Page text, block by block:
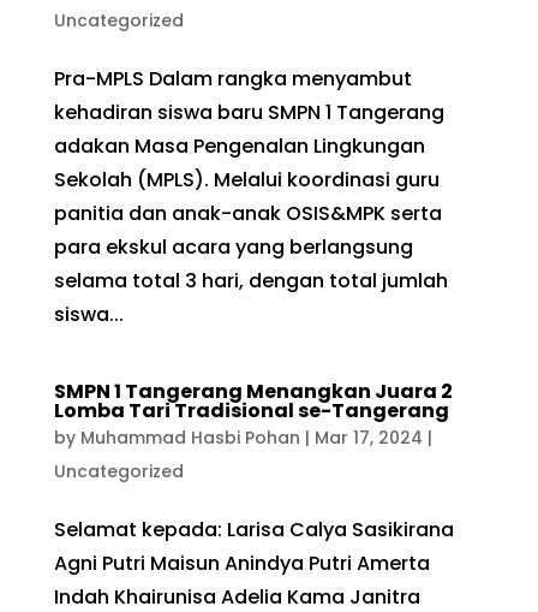
Uncategorized
Pra-MPLS Dalam rangka menyambut
kehadiran siswa baru SMPN 1 Tangerang
adakan Masa Pengenalan Lingkungan
Sekolah (MPLS). Melalui koordinasi guru
panitia dan anak-anak OSIS&MPK serta
para ekskul acara yang berlangsung
selama total 3 hari, dengan total jumlah
siswa...
SMPN 1 Tangerang Menangkan Juara 2
Lomba Tari Tradisional se-Tangerang
by Muhammad Hasbi Pohan | Mar 17, 2024 |
Uncategorized
Selamat kepada: Larisa Calya Sasikirana
Agni Putri Maisun Anindya Putri Amerta
Indah Khairunisa Adelia Kama Janitra